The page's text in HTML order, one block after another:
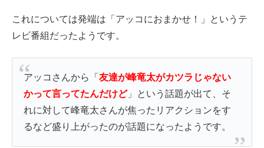
これについては発端は「アッコにおまかせ！」というテ
レビ番組だったようです。
アッコさんから「友達が峰竜太がカツラじゃない
かって言ってたんだけど」という話題が出て、そ
れに対して峰竜太さんが焦ったリアクションをす
るなど盛り上がったのが話題になったようです。